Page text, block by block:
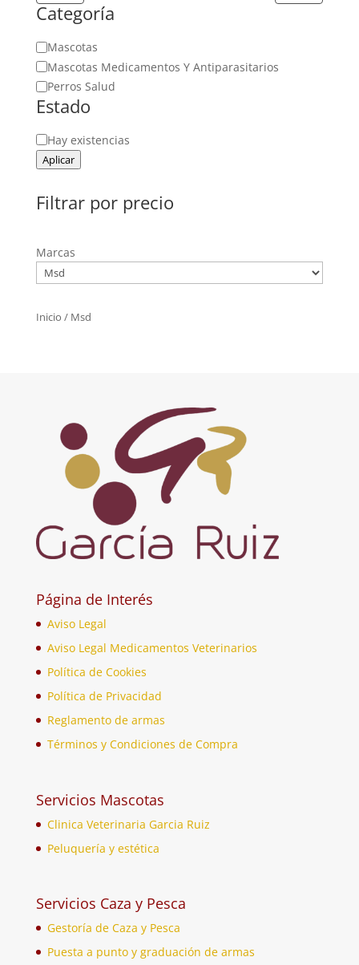
Categoría
Categoría
Mascotas
Mascotas Medicamentos Y Antiparasitarios
Perros Salud
Estado
Estado
Hay existencias
Aplicar
Filtrar por precio
Marcas
Inicio / Msd
Página de Interés
Aviso Legal
Aviso Legal Medicamentos Veterinarios
Política de Cookies
Política de Privacidad
Reglamento de armas
Términos y Condiciones de Compra
Servicios Mascotas
Clinica Veterinaria Garcia Ruiz
Peluquería y estética
Servicios Caza y Pesca
Gestoría de Caza y Pesca
Puesta a punto y graduación de armas